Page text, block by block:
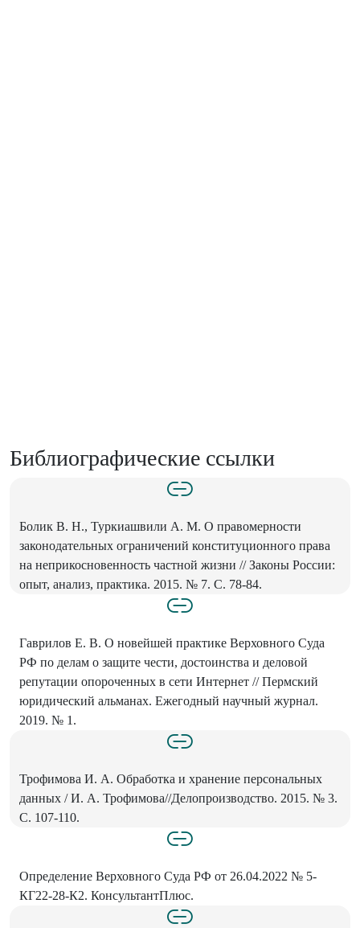
Библиографические ссылки
Болик В. Н., Туркиашвили А. М. О правомерности
законодательных ограничений конституционного права
на неприкосновенность частной жизни // Законы России:
опыт, анализ, практика. 2015. № 7. С. 78-84.
Гаврилов Е. В. О новейшей практике Верховного Суда
РФ по делам о защите чести, достоинства и деловой
репутации опороченных в сети Интернет // Пермский
юридический альманах. Ежегодный научный журнал.
2019. № 1.
Трофимова И. А. Обработка и хранение персональных
данных / И. А. Трофимова//Делопроизводство. 2015. № 3.
С. 107-110.
Определение Верховного Суда РФ от 26.04.2022 № 5-
КГ22-28-К2. КонсультантПлюс.